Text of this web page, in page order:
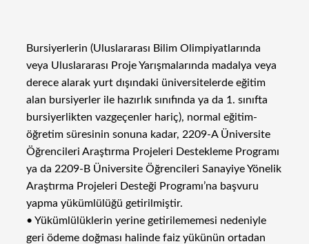
Bursiyerlerin (Uluslararası Bilim Olimpiyatlarında
veya Uluslararası Proje Yarışmalarında madalya veya
derece alarak yurt dışındaki üniversitelerde eğitim
alan bursiyerler ile hazırlık sınıfında ya da 1. sınıfta
bursiyerlikten vazgeçenler hariç), normal eğitim-
öğretim süresinin sonuna kadar, 2209-A Üniversite
Öğrencileri Araştırma Projeleri Destekleme Programı
ya da 2209-B Üniversite Öğrencileri Sanayiye Yönelik
Araştırma Projeleri Desteği Programı’na başvuru
yapma yükümlülüğü getirilmiştir.
• Yükümlülüklerin yerine getirilememesi nedeniyle
geri ödeme doğması halinde faiz yükünün ortadan